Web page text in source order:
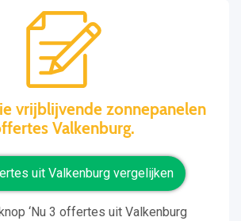
vrijblijvende zonnepanelen
Valkenburg.
uit Valkenburg vergelijken
‘Nu 3 offertes uit Valkenburg